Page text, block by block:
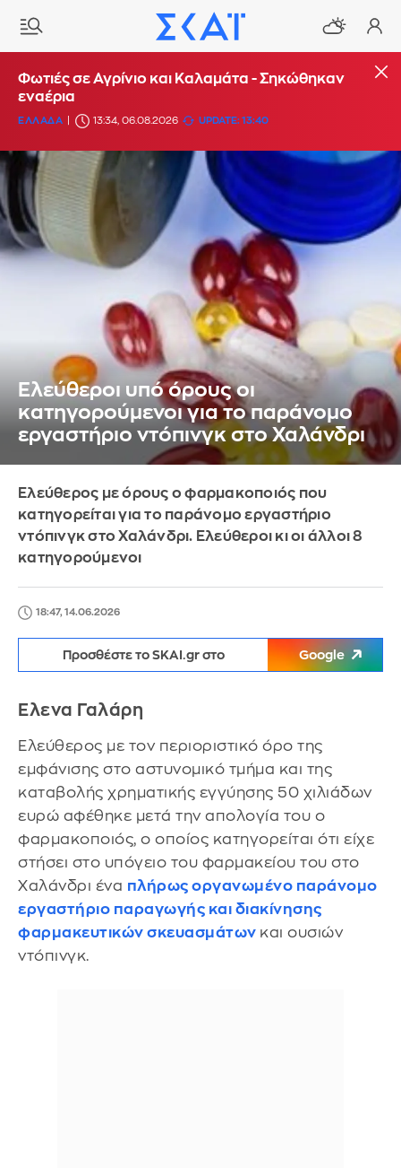
Φωτιές σε Αγρίνιο και Καλαμάτα - Σηκώθηκαν
εναέρια
ΕΛΛΑΔΑ 13:34, 06.08.2026 UPDATE: 13:40
Ελεύθεροι υπό όρους οι
κατηγορούμενοι για το παράνομο
εργαστήριο ντόπινγκ στο Χαλάνδρι
Ελεύθερος με όρους ο φαρμακοποιός που
κατηγορείται για το παράνομο εργαστήριο
ντόπινγκ στο Χαλάνδρι. Ελεύθεροι κι οι άλλοι 8
κατηγορούμενοι
18:47, 14.06.2026
Προσθέστε το SKAI.gr στο Google
Ελενα Γαλάρη
Ελεύθερος με τον περιοριστικό όρο της
εμφάνισης στο αστυνομικό τμήμα και της
καταβολής χρηματικής εγγύησης 50 χιλιάδων
ευρώ αφέθηκε μετά την απολογία του ο
φαρμακοποιός, ο οποίος κατηγορείται ότι είχε
στήσει στο υπόγειο του φαρμακείου του στο
Χαλάνδρι ένα πλήρως οργανωμένο παράνομο
εργαστήριο παραγωγής και διακίνησης
φαρμακευτικών σκευασμάτων και ουσιών
ντόπινγκ.